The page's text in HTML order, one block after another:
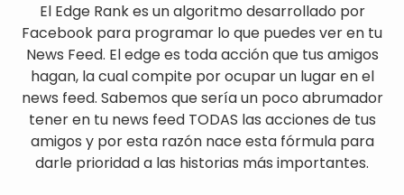
El Edge Rank es un algoritmo desarrollado por
Facebook para programar lo que puedes ver en tu
News Feed. El edge es toda acción que tus amigos
hagan, la cual compite por ocupar un lugar en el
news feed. Sabemos que sería un poco abrumador
tener en tu news feed TODAS las acciones de tus
amigos y por esta razón nace esta fórmula para
darle prioridad a las historias más importantes.